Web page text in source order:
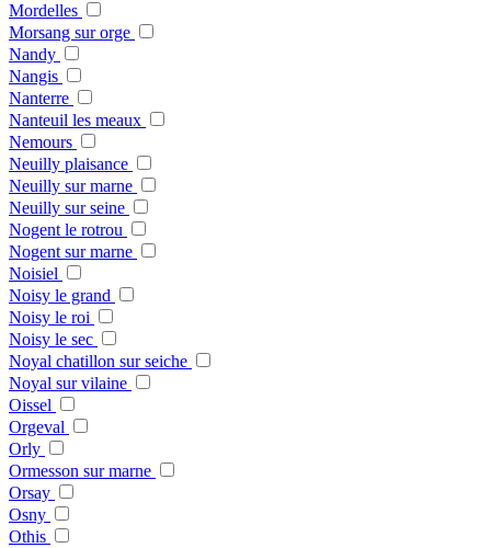
Mordelles
Morsang sur orge
Nandy
Nangis
Nanterre
Nanteuil les meaux
Nemours
Neuilly plaisance
Neuilly sur marne
Neuilly sur seine
Nogent le rotrou
Nogent sur marne
Noisiel
Noisy le grand
Noisy le roi
Noisy le sec
Noyal chatillon sur seiche
Noyal sur vilaine
Oissel
Orgeval
Orly
Ormesson sur marne
Orsay
Osny
Othis